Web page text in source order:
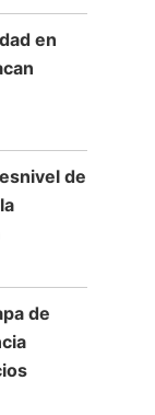
en
de
de